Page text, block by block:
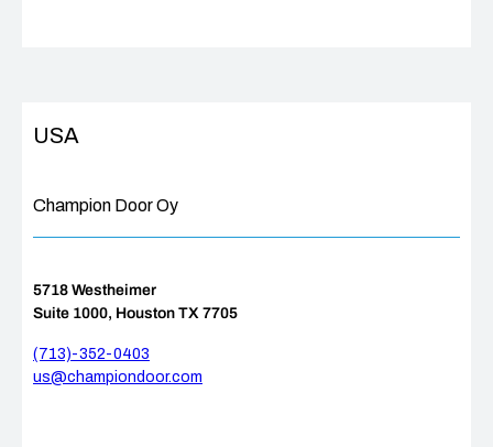
USA
Champion Door Oy
5718 Westheimer
Suite 1000, Houston TX 7705
(713)-352-0403
us@championdoor.com